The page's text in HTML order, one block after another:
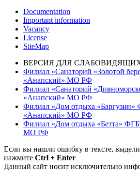
Documentation
Important information
Vacancy
License
SiteMap
ВЕРСИЯ ДЛЯ
Филиал «Санаторий «Золотой
«Анапский» МО РФ
Филиал «Санаторий
«Анапский» МО РФ
Филиал «Дом отдыха
«Анапский» МО РФ
Филиал «Дом отдыха «Бетта»
МО РФ
Если вы нашли ошибку в тексте,
нажмите Ctrl + Enter
Данный сайт носит исключительно